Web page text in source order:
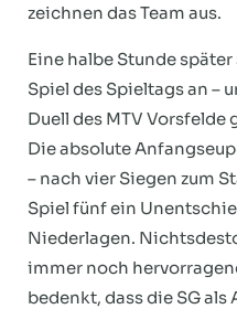
zeichnen das Team aus.
Eine halbe Stunde
Spiel des Spieltags an –
Duell des MTV Vorsfelde
Die absolute
– nach vier Siegen zum
Spiel fünf ein
Niederlagen.
immer noch
bedenkt, dass die SG